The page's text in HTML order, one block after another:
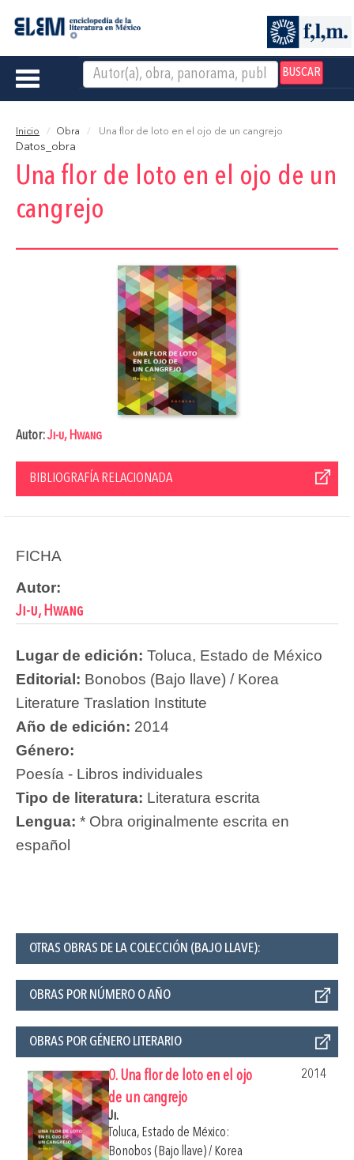
BUSCAR
Toggle
Inicio Obra Una flor de loto en el ojo de un cangrejo
Datos_obra
Una flor de loto en el ojo de un
cangrejo
Autor:Ji-u, Hwang
BIBLIOGRAFÍA RELACIONADA
FICHA
Autor:
Ji-u, Hwang
Lugar de edición: Toluca, Estado de México
Editorial: Bonobos (Bajo llave) / Korea
Literature Traslation Institute
Año de edición: 2014
Género:
Poesía - Libros individuales
Tipo de literatura: Literatura escrita
Lengua: * Obra originalmente escrita en
español
OTRAS OBRAS DE LA COLECCIÓN (BAJO LLAVE):
OBRAS POR NÚMERO O AÑO
OBRAS POR GÉNERO LITERARIO
0. Una flor de loto en el ojo
de un cangrejo
2014
Ji.
Toluca, Estado de México:
Bonobos (Bajo llave) / Korea